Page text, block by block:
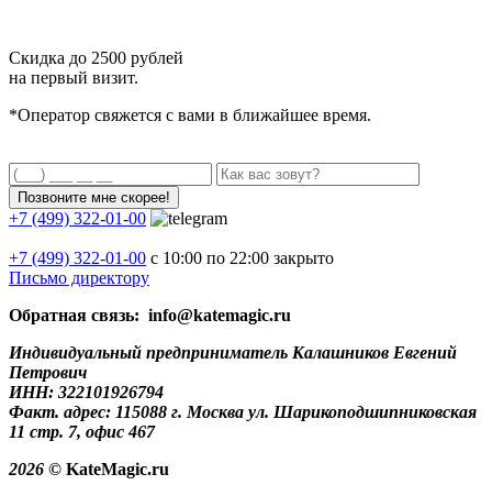
Скидка до 2500 рублей
на первый визит.
*Оператор свяжется с вами в ближайшее время.
+7 (499) 322-01-00
+7 (499) 322-01-00 с 10:00 по 22:00 закрыто
Письмо директору
Обратная связь: info@katemagic.ru
Индивидуальный предприниматель Калашников Евгений
Петрович
ИНН: 322101926794
Факт. адрес: 115088 г. Москва ул. Шарикоподшипниковская
11 стр. 7, офис 467
2026 © KateMagic.ru